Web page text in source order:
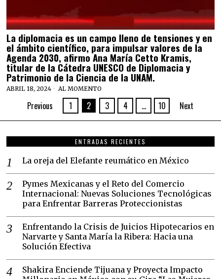
La diplomacia es un campo lleno de tensiones y en
el ámbito científico, para impulsar valores de la
Agenda 2030, afirmo Ana María Cetto Kramis,
titular de la Cátedra UNESCO de Diplomacia y
Patrimonio de la Ciencia de la UNAM.
ABRIL 18, 2024 AL MOMENTO
Previous 1 2 3 4 … 10 Next
ENTRADAS RECIENTES
La oreja del Elefante reumático en México
Pymes Mexicanas y el Reto del Comercio
Internacional: Nuevas Soluciones Tecnológicas
para Enfrentar Barreras Proteccionistas
Enfrentando la Crisis de Juicios Hipotecarios en
Narvarte y Santa María la Ribera: Hacia una
Solución Efectiva
Shakira Enciende Tijuana y Proyecta Impacto